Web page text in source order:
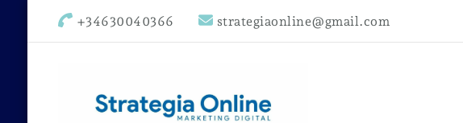
+34630040366 strategiaonline@gmail.com